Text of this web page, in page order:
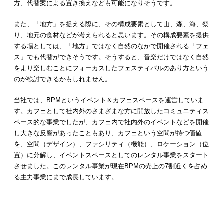
方、代替案による置き換えなども可能になりそうです。
また、「地方」を捉える際に、その構成要素として山、森、海、祭
り、地元の食材などが考えられると思います。その構成要素を提供
する場としては、「地方」ではなく自然のなかで開催される「フェ
ス」でも代替ができそうです。そうすると、音楽だけではなく自然
をより楽しむことにフォーカスしたフェスティバルのあり方という
のが検討できるかもしれません。
当社では、BPMというイベント＆カフェスペースを運営していま
す。カフェとして社内外のさまざまな方に開放したコミュニティス
ペース的な事業でしたが、カフェ内で社内外のイベントなどを開催
し大きな反響があったこともあり、カフェという空間が持つ価値
を、空間（デザイン）、ファシリティ（機能）、ロケーション（位
置）に分解し、イベントスペースとしてのレンタル事業をスタート
させました。このレンタル事業が現在BPMの売上の7割近くを占め
る主力事業にまで成長しています。